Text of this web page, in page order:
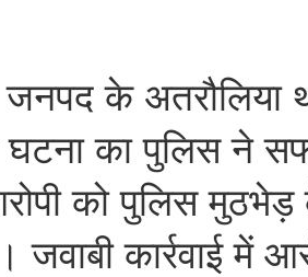
के अतरौलिया
घटना का पुलिस ने
को पुलिस
जवाबी कार्रवाई में